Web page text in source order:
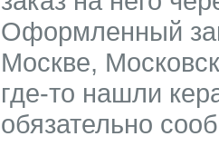
Оформленный
Москве,
где-то нашли
обязательно